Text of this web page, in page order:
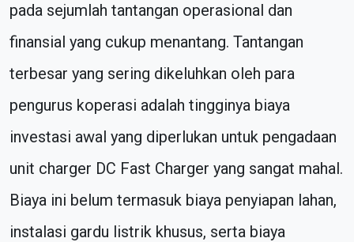
pada sejumlah tantangan operasional dan
finansial yang cukup menantang. Tantangan
terbesar yang sering dikeluhkan oleh para
pengurus koperasi adalah tingginya biaya
investasi awal yang diperlukan untuk pengadaan
unit charger DC Fast Charger yang sangat mahal.
Biaya ini belum termasuk biaya penyiapan lahan,
instalasi gardu listrik khusus, serta biaya